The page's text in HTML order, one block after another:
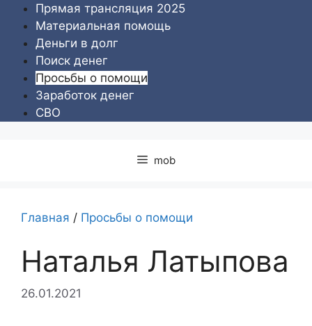
Перейти
содержимому
Прямая трансляция 2025
Материальная помощь
Деньги в долг
Поиск денег
Просьбы о помощи
Заработок денег
СВО
mob
Главная / Просьбы о помощи
Наталья Латыпова
26.01.2021